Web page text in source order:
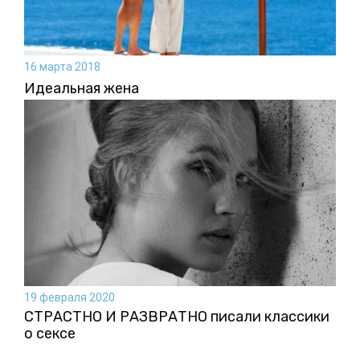
16 марта 2018
Идеальная жена
19 февраля 2020
СТРАСТНО И РАЗВРАТНО писали классики
о сексе